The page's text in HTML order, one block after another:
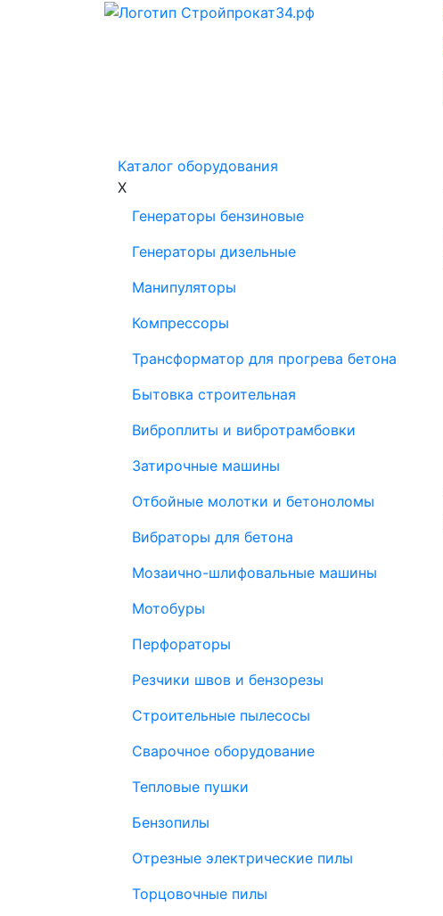
Каталог оборудования
X
Генераторы бензиновые
Генераторы дизельные
Манипуляторы
Компрессоры
Трансформатор для прогрева бетона
Бытовка строительная
Виброплиты и вибротрамбовки
Затирочные машины
Отбойные молотки и бетоноломы
Вибраторы для бетона
Мозаично-шлифовальные машины
Мотобуры
Перфораторы
Резчики швов и бензорезы
Строительные пылесосы
Сварочное оборудование
Тепловые пушки
Бензопилы
Отрезные электрические пилы
Торцовочные пилы